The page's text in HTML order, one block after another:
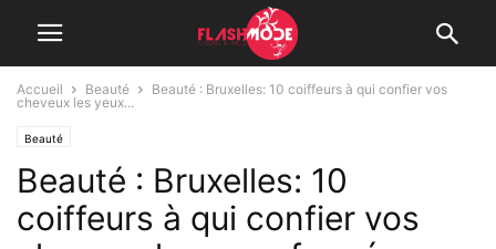
Accueil Beauté
Beauté : Bruxelles: 10 coiffeurs à qui confier vos
cheveux les yeux...
Beauté
Beauté : Bruxelles: 10
coiffeurs à qui confier vos